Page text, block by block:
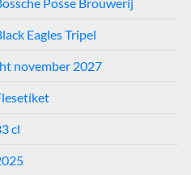
Posse Brouwerij
Eagles Tripel
november 2027
cl